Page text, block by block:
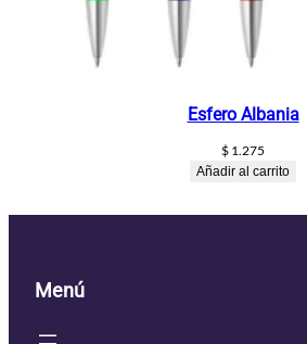
Esfero Albania
$ 1.275
Añadir al carrito
Menú